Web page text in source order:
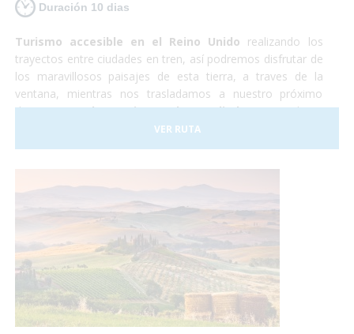
Duración 10 dias
Turismo accesible en el Reino Unido realizando los
trayectos entre ciudades en tren, así podremos disfrutar de
los maravillosos paisajes de esta tierra, a traves de la
ventana, mientras nos trasladamos a nuestro próximo
destino.Londres, Liverpool y Edimburgo, cultura,
shopping, historia y naturaleza. Un país completamente
preparado para hacer que la experiencia de todos los
VER RUTA